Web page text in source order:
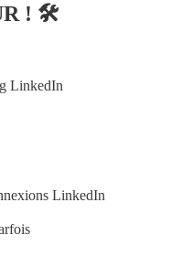
! 🛠️
LinkedIn
LinkedIn